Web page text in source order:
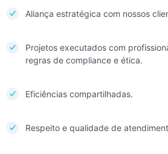
Aliança estratégica com nossos
Projetos executados com
regras de compliance e ética.
Eficiências compartilhadas.
Respeito e qualidade de